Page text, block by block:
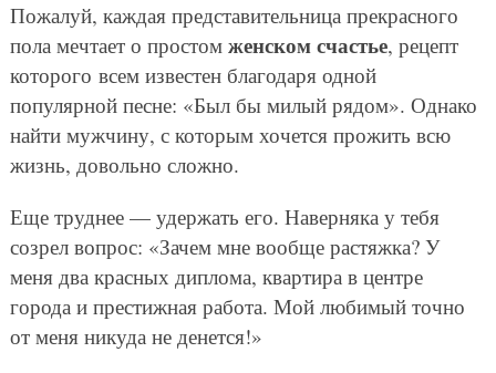
Пожалуй, каждая представительница прекрасного
пола мечтает о простом женском счастье, рецепт
которого всем известен благодаря одной
популярной песне: «Был бы милый рядом». Однако
найти мужчину, с которым хочется прожить всю
жизнь, довольно сложно.
Еще труднее — удержать его. Наверняка у тебя
созрел вопрос: «Зачем мне вообще растяжка? У
меня два красных диплома, квартира в центре
города и престижная работа. Мой любимый точно
от меня никуда не денется!»